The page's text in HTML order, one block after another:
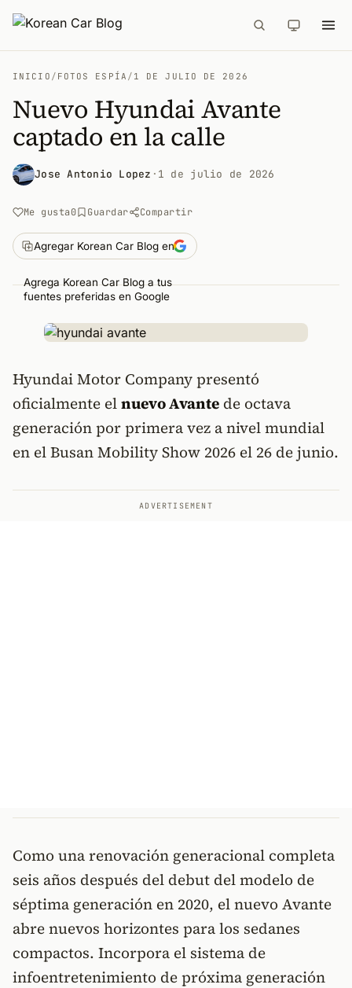
INICIO / FOTOS ESPÍA / 1 DE JULIO DE 2026
Nuevo Hyundai Avante
captado en la calle
Jose Antonio Lopez · 1 de julio de 2026
Me gusta0 Guardar Compartir
Agregar Korean Car Blog en
Agrega Korean Car Blog a tus
fuentes preferidas en Google
Hyundai Motor Company presentó
oficialmente elnuevo Avante de octava
generación por primera vez a nivel mundial
en el Busan Mobility Show 2026 el 26 de junio.
ADVERTISEMENT
Como una renovación generacional completa
seis años después del debut del modelo de
séptima generación en 2020, el nuevo Avante
abre nuevos horizontes para los sedanes
compactos. Incorpora el sistema de
infoentretenimiento de próxima generación